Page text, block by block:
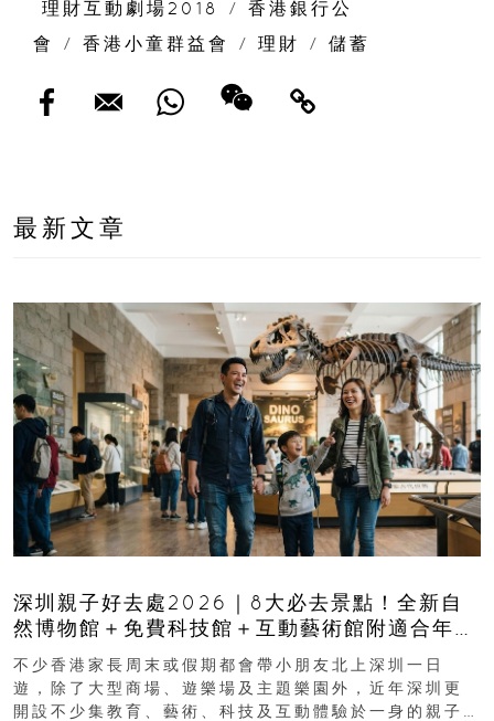
理財互動劇場2018
/
香港銀行公
會
/ 香港小童群益會 / 理財 / 儲蓄
最新文章
深圳親子好去處2026｜8大必去景點！全新自
然博物館＋免費科技館＋互動藝術館附適合年
齡、交通、門票、開放時間
不少香港家長周末或假期都會帶小朋友北上深圳一日
遊，除了大型商場、遊樂場及主題樂園外，近年深圳更
開設不少集教育、藝術、科技及互動體驗於一身的親子